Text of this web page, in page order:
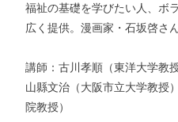
福祉の基礎を学びたい人、ボ
広く提供。漫画家・石坂啓さ
講師：古川孝順（東洋大学教
山縣文治（大阪市立大学教授
院教授）